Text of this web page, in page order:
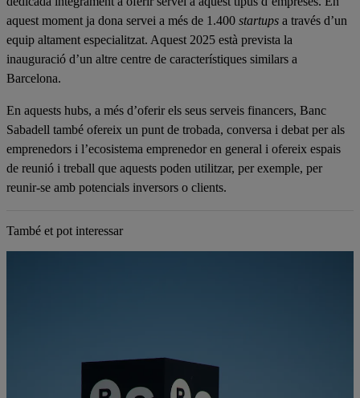
aquest moment ja dona servei a més de 1.400 startups a través d’un
equip altament especialitzat. Aquest 2025 està prevista la
inauguració d’un altre centre de característiques similars a
Barcelona.
En aquests hubs, a més d’oferir els seus serveis financers, Banc
Sabadell també ofereix un punt de trobada, conversa i debat per als
emprenedors i l’ecosistema emprenedor en general i ofereix espais
de reunió i treball que aquests poden utilitzar, per exemple, per
reunir-se amb potencials inversors o clients.
També et pot interessar